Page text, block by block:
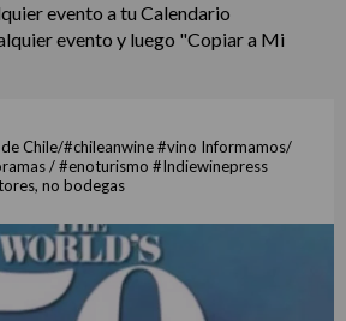
evento a tu Calendario
evento y luego "Copiar a Mi
Chile/#chileanwine #vino Informamos/
/ #enoturismo #Indiewinepress
no bodegas